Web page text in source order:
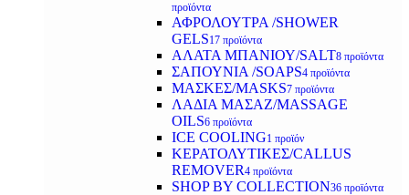
προϊόντα
ΑΦΡΟΛΟΥΤΡΑ /SHOWER
GELS17 προϊόντα
ΑΛΑΤΑ ΜΠΑΝΙΟΥ/SALT8 προϊόντα
ΣΑΠΟΥΝΙΑ /SOAPS4 προϊόντα
ΜΑΣΚΕΣ/MASKS7 προϊόντα
ΛΑΔΙΑ ΜΑΣΑΖ/MASSAGE
OILS6 προϊόντα
ICE COOLING1 προϊόν
ΚΕΡΑΤΟΛΥΤΙΚΕΣ/CALLUS
REMOVER4 προϊόντα
SHOP BY COLLECTION36 προϊόντα